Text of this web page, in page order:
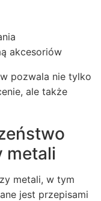
akcesoriów
pozwala nie tylko
ale także
metali
metali, w tym
jest przepisami